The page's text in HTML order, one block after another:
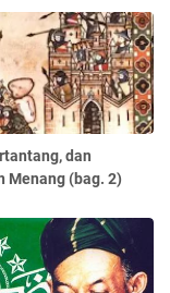
dan
Menang (bag. 2)